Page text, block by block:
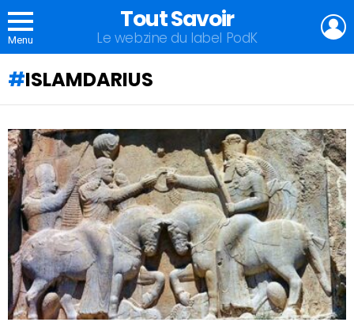
Menu
Tout Savoir
Le webzine du label PodK
ISLAMDARIUS
QU'ALLEZ-
VOUS
APPRENDRE
AUJOURD'HUI
?